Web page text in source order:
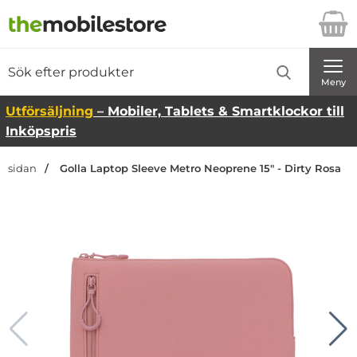
Startsidan för Danira Telecom AB
Meny
Utförsäljning – Mobiler, Tablets & Smartklockor till
Inköpspris
Golla Laptop Sleeve Metro Neoprene 15" - Dirty Rosa